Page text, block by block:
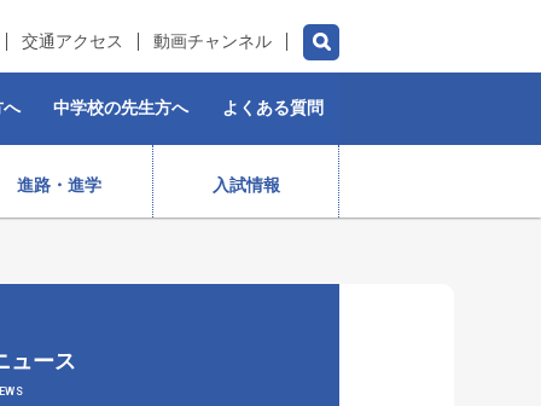
交通アクセス 動画チャンネル
へ 中学校の先生方へ よくある質問
進路・進学 入試情報
施設紹介
ュース